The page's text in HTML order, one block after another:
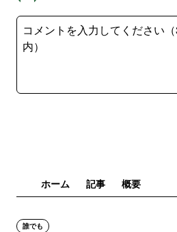
ホーム 記事 概要
誰でも